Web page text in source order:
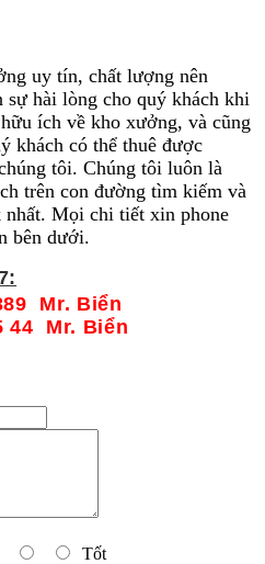
uy tín, chất lượng nên
sự hài lòng cho quý khách khi
ích về kho xưởng, và cũng
khách có thể thuê được
tôi. Chúng tôi luôn là
trên con đường tìm kiếm và
nhất. Mọi chi tiết xin phone
bên dưới.
Mr. Biển
44 Mr. Biển
Tốt